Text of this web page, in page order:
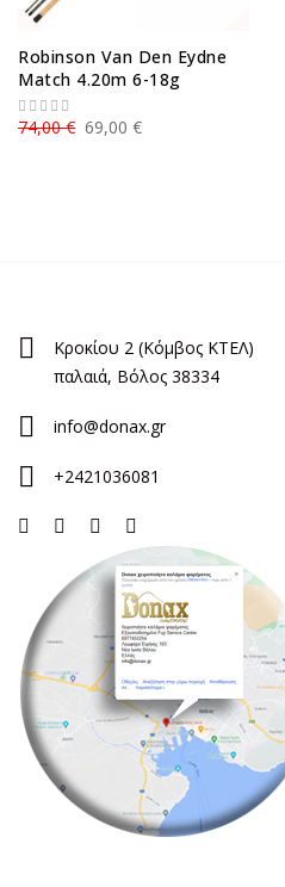
Robinson Van Den Eydne
Match 4.20m 6-18g
69,00 €
74,00 €
Κροκίου 2 (Κόμβος ΚΤΕΛ)
παλαιά, Βόλος 38334
info@donax.gr
+2421036081